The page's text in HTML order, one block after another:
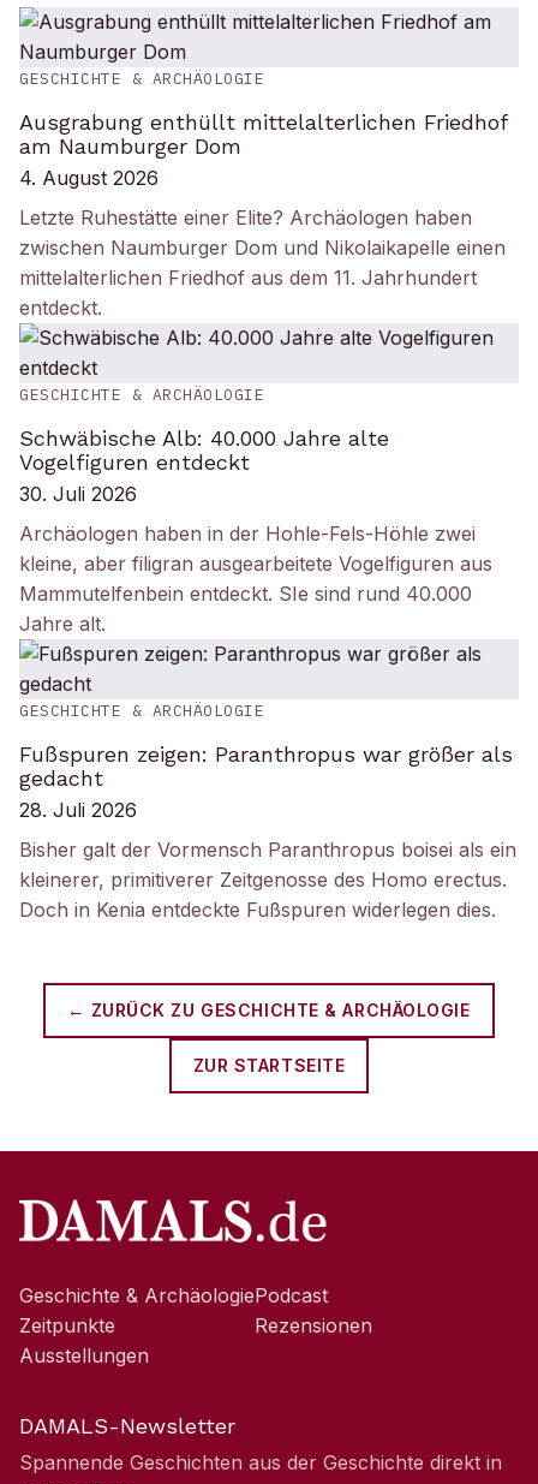
GESCHICHTE & ARCHÄOLOGIE
Ausgrabung enthüllt mittelalterlichen Friedhof
am Naumburger Dom
4. August 2026
Letzte Ruhestätte einer Elite? Archäologen haben
zwischen Naumburger Dom und Nikolaikapelle einen
mittelalterlichen Friedhof aus dem 11. Jahrhundert
entdeckt.
GESCHICHTE & ARCHÄOLOGIE
Schwäbische Alb: 40.000 Jahre alte
Vogelfiguren entdeckt
30. Juli 2026
Archäologen haben in der Hohle-Fels-Höhle zwei
kleine, aber filigran ausgearbeitete Vogelfiguren aus
Mammutelfenbein entdeckt. SIe sind rund 40.000
Jahre alt.
GESCHICHTE & ARCHÄOLOGIE
Fußspuren zeigen: Paranthropus war größer als
gedacht
28. Juli 2026
Bisher galt der Vormensch Paranthropus boisei als ein
kleinerer, primitiverer Zeitgenosse des Homo erectus.
Doch in Kenia entdeckte Fußspuren widerlegen dies.
← ZURÜCK ZU GESCHICHTE & ARCHÄOLOGIE
ZUR STARTSEITE
Geschichte & Archäologie
Zeitpunkte
Ausstellungen
Podcast
Rezensionen
DAMALS-Newsletter
Spannende Geschichten aus der Geschichte direkt in